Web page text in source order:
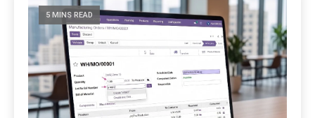
5 MINS READ